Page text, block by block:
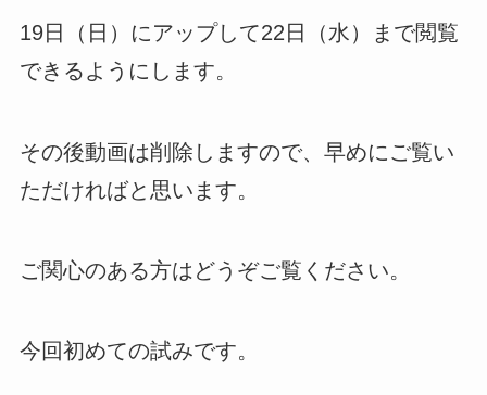
19日（日）にアップして22日（水）まで閲覧
できるようにします。
その後動画は削除しますので、早めにご覧い
ただければと思います。
ご関心のある方はどうぞご覧ください。
今回初めての試みです。